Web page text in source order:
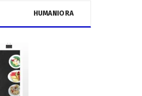
HUMANIORA